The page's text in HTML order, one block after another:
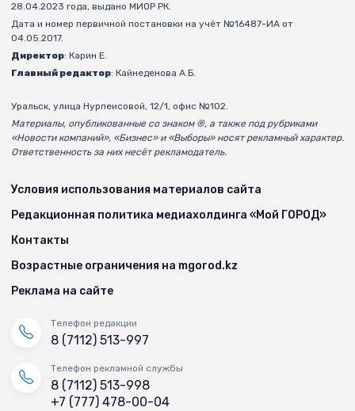
28.04.2023 года, выдано МИОР РК.
Дата и номер первичной постановки на учёт №16487-ИА от
04.05.2017.
Директор: Карин Е.
Главный редактор: Кайнеденова А.Б.
Уральск, улица Нурпеисовой, 12/1, офис №102.
Материалы, опубликованные со знаком ®, а также под рубриками
«Новости компаний», «Бизнес» и «Выборы» носят рекламный характер.
Ответственность за них несёт рекламодатель.
Условия использования материалов сайта
Редакционная политика медиахолдинга «Мой ГОРОД»
Контакты
Возрастные ограничения на mgorod.kz
Реклама на сайте
Телефон редакции
8 (7112) 513-997
Телефон рекламной службы
8 (7112) 513-998
+7 (777) 478-00-04